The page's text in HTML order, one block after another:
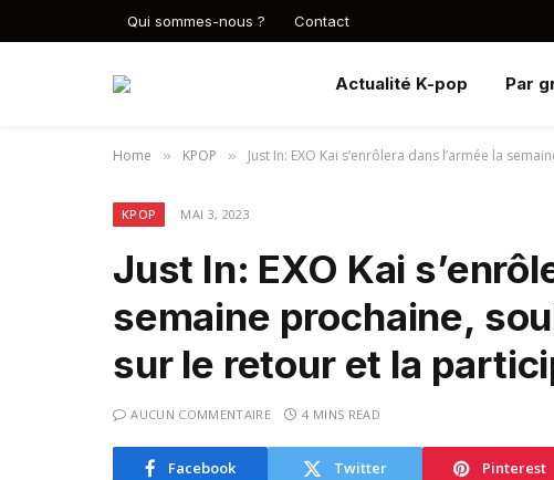
Qui sommes-nous ? Contact
Actualité K-pop Par
Home » KPOP » Just In: EXO Kai s’enrôlera dans l’armée la
KPOP MAI 3, 2023
Just In: EXO Kai
semaine prochaine,
sur le retour et la
AUCUN COMMENTAIRE 4 MINS READ
Facebook Twitter Pinterest